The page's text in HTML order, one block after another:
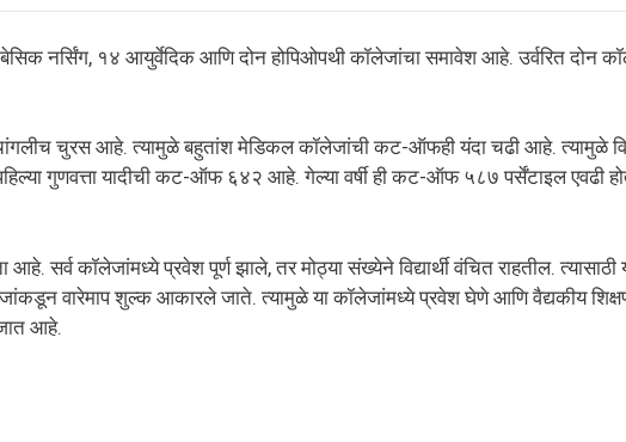
नर्सिंग, १४ आयुर्वेदिक आणि दोन होपिओपथी कॉलेजांचा समावेश आहे. उर्वरित दोन
चांगलीच चुरस आहे. त्यामुळे बहुतांश मेडिकल कॉलेजांची कट-ऑफही यंदा चढी आहे. त्यामुळे
पहिल्या गुणवत्ता यादीची कट-ऑफ ६४२ आहे. गेल्या वर्षी ही कट-ऑफ ५८७ पर्सेंटाइल एवढी
आहे. सर्व कॉलेजांमध्ये प्रवेश पूर्ण झाले, तर मोठ्या संख्येने विद्यार्थी वंचित राहतील.
वारेमाप शुल्क आकारले जाते. त्यामुळे या कॉलेजांमध्ये प्रवेश घेणे आणि वैद्यकीय शिक्षण
आहे.